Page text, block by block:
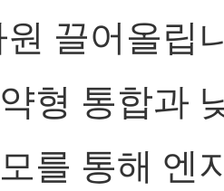
끌어올립
형 통합과
를 통해 엔